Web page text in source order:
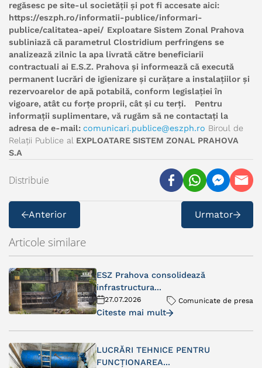
regăsesc pe site-ul societății și pot fi accesate aici:
https://eszph.ro/informatii-publice/informari-
publice/calitatea-apei/ Exploatare Sistem Zonal Prahova
subliniază că parametrul Clostridium perfringens se
analizează zilnic la apa livrată către beneficiarii
contractuali ai E.S.Z. Prahova și informează că execută
permanent lucrări de igienizare și curățare a instalațiilor și
rezervoarelor de apă potabilă, conform legislației în
vigoare, atât cu forțe proprii, cât și cu terți.
Pentru
informații suplimentare, vă rugăm să ne contactați la
adresa de e-mail: comunicari.publice@eszph.ro Biroul de
Relații Publice al EXPLOATARE SISTEM ZONAL PRAHOVA
S.A
Distribuie
Anterior Urmator
Articole similare
ESZ Prahova consolidează
infrastructura...
27.07.2026 Comunicate de presa
Citeste mai mult
LUCRĂRI TEHNICE PENTRU
FUNCȚIONAREA...